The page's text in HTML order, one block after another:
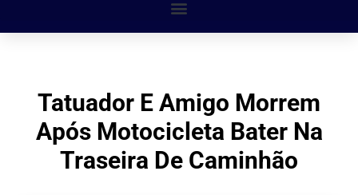
Tatuador E Amigo Morrem
Após Motocicleta Bater Na
Traseira De Caminhão